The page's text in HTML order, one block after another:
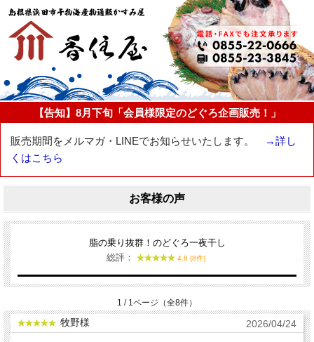
【告知】8月下旬「会員様限定のどぐろ企画販売！」
販売期間をメルマガ・LINEでお知らせいたします。
→詳し
くはこちら
お客様の声
脂の乗り抜群！のどぐろ一夜干し
総評：
4.8 (8件)
1 / 1ページ（全8件）
牧野様 2026/04/24